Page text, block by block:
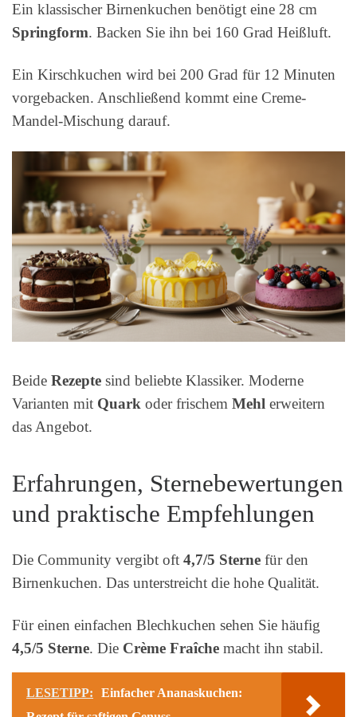
Ein klassischer Birnenkuchen benötigt eine 28 cm
Springform. Backen Sie ihn bei 160 Grad Heißluft.
Ein Kirschkuchen wird bei 200 Grad für 12 Minuten
vorgebacken. Anschließend kommt eine Creme-
Mandel-Mischung darauf.
Beide Rezepte sind beliebte Klassiker. Moderne
Varianten mit Quark oder frischem Mehl erweitern
das Angebot.
Erfahrungen, Sternebewertungen
und praktische Empfehlungen
Die Community vergibt oft 4,7/5 Sterne für den
Birnenkuchen. Das unterstreicht die hohe Qualität.
Für einen einfachen Blechkuchen sehen Sie häufig
4,5/5 Sterne. Die Crème Fraîche macht ihn stabil.
LESETIPP:
Einfacher Ananaskuchen: